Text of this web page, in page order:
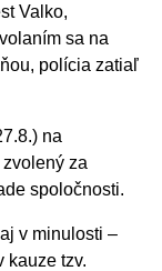
Valko,
sa na
polícia zatiaľ
na
za
spoločnosti.
v minulosti –
kauze tzv.